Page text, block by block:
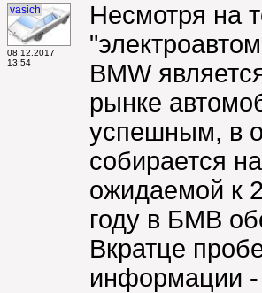
vasich
08.12.2017
13:54
Несмотря на
BMW
рынке
успешным, в
собирается
ожидаемой к
году в БМВ
Вкратце
информации -